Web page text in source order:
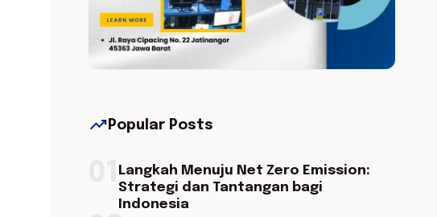
trending_up Popular Posts
Langkah Menuju Net Zero Emission:
Strategi dan Tantangan bagi
Indonesia